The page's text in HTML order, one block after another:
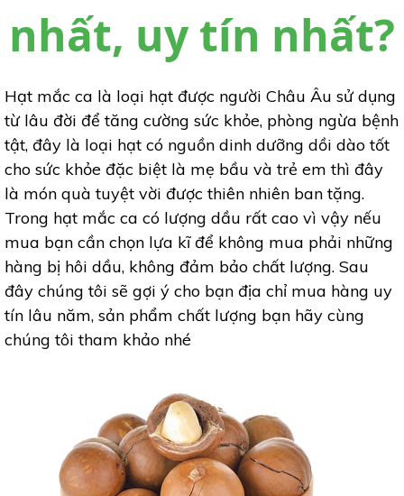
nhất, uy tín nhất?
Hạt mắc ca là loại hạt được người Châu Âu sử dụng
từ lâu đời để tăng cường sức khỏe, phòng ngừa bệnh
tật, đây là loại hạt có nguồn dinh dưỡng dồi dào tốt
cho sức khỏe đặc biệt là mẹ bầu và trẻ em thì đây
là món quà tuyệt vời được thiên nhiên ban tặng.
Trong hạt mắc ca có lượng dầu rất cao vì vậy nếu
mua bạn cần chọn lựa kĩ để không mua phải những
hàng bị hôi dầu, không đảm bảo chất lượng. Sau
đây chúng tôi sẽ gợi ý cho bạn địa chỉ mua hàng uy
tín lâu năm, sản phẩm chất lượng bạn hãy cùng
chúng tôi tham khảo nhé